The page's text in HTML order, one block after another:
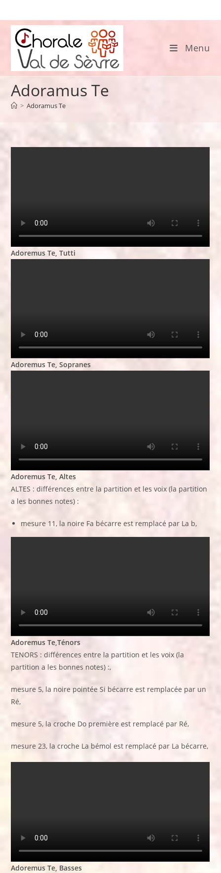
to
content
Menu
Adoramus Te
> Adoramus Te
Adoremus Te, Tutti
Adoremus Te, Sopranes
Adoremus Te, Altes
ALTES : différences entre la partition et les voix (la partition
a les bonnes notes) :
mesure 11, la noire Fa bécarre est remplacé par La b,
Adoremus Te,Ténors
TENORS : différences entre la partition et les voix (la
partition a les bonnes notes) :,
mesure 5, la noire pointée Si bécarre est remplacée par un
Ré,
mesure 5, la croche Do première est remplacé par Ré,
mesure 23, la croche La bémol est remplacé par La bécarre,
Adoremus Te, Basses